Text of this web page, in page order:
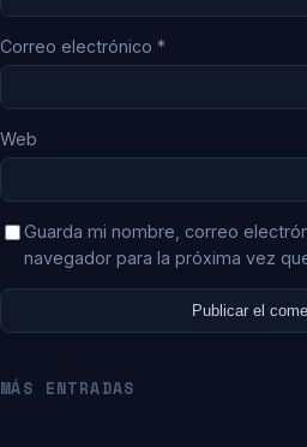
Correo electrónico *
Web
Guarda mi nombre, correo
navegador para la próxima vez
MÁS ENTRADAS